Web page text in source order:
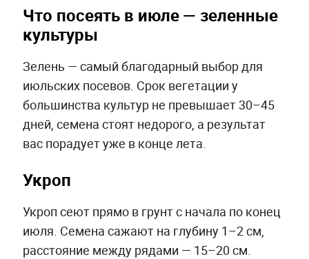
Что посеять в июле — зеленные
культуры
Зелень — самый благодарный выбор для
июльских посевов. Срок вегетации у
большинства культур не превышает 30–45
дней, семена стоят недорого, а результат
вас порадует уже в конце лета.
Укроп
Укроп сеют прямо в грунт с начала по конец
июля. Семена сажают на глубину 1–2 см,
расстояние между рядами — 15–20 см.